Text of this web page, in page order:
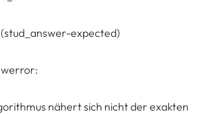
expected)
nähert sich nicht der exakten